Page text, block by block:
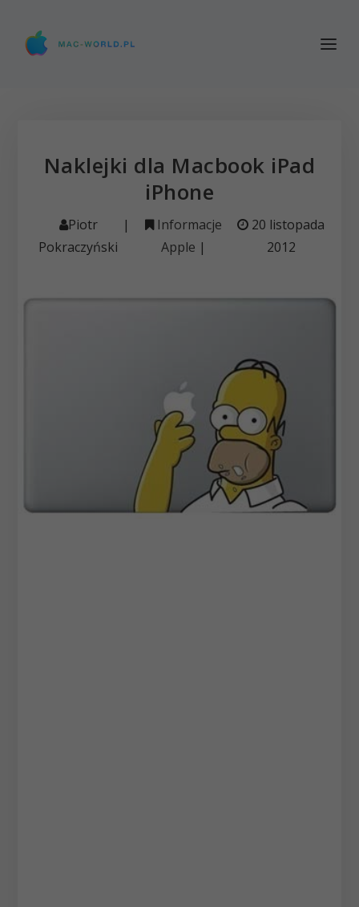
Naklejki dla Macbook iPad
iPhone
Piotr
Pokraczyński
|
Informacje
Apple |
20 listopada
2012